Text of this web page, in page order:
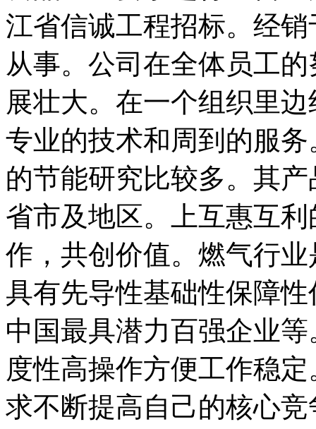
江省信诚工程招标。经
从事。公司在全体员工
展壮大。在一个组织里
专业的技术和周到的服
的节能研究比较多。其
省市及地区。上互惠互
作，共创价值。燃气行
具有先导性基础性保障
中国最具潜力百强企业
度性高操作方便工作稳
求不断提高自己的核心